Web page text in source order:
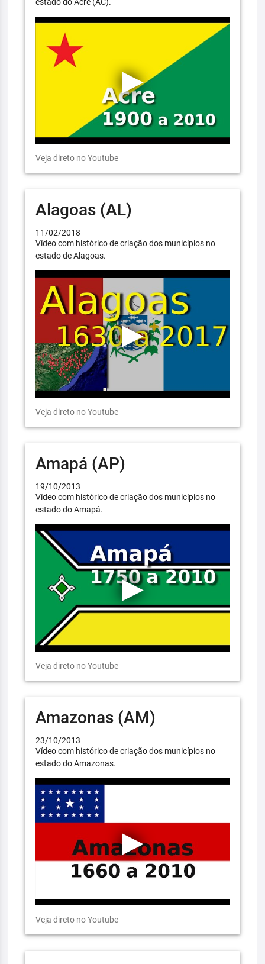
Veja direto no Youtube
Alagoas (AL)
11/02/2018
Vídeo com histórico de criação dos municípios no
estado de Alagoas.
Veja direto no Youtube
Amapá (AP)
19/10/2013
Vídeo com histórico de criação dos municípios no
estado do Amapá.
Veja direto no Youtube
Amazonas (AM)
23/10/2013
Vídeo com histórico de criação dos municípios no
estado do Amazonas.
Veja direto no Youtube